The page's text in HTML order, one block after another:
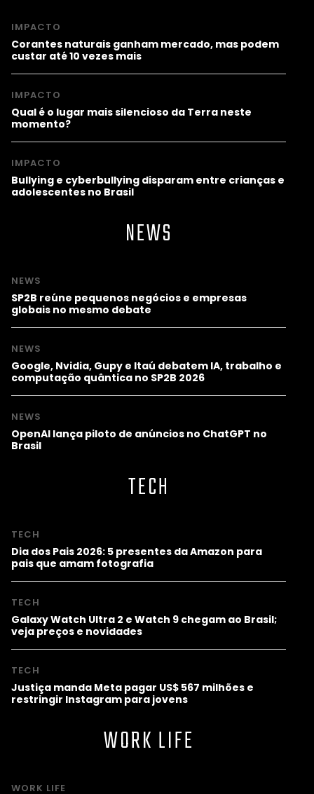
IMPACTO
Corantes naturais ganham mercado, mas podem
custar até 10 vezes mais
IMPACTO
Qual é o lugar mais silencioso da Terra neste
momento?
IMPACTO
Bullying e cyberbullying disparam entre crianças e
adolescentes no Brasil
NEWS
NEWS
SP2B reúne pequenos negócios e empresas
globais no mesmo debate
NEWS
Google, Nvidia, Gupy e Itaú debatem IA, trabalho e
computação quântica no SP2B 2026
NEWS
OpenAI lança piloto de anúncios no ChatGPT no
Brasil
TECH
TECH
Dia dos Pais 2026: 5 presentes da Amazon para
pais que amam fotografia
TECH
Galaxy Watch Ultra 2 e Watch 9 chegam ao Brasil;
veja preços e novidades
TECH
Justiça manda Meta pagar US$ 567 milhões e
restringir Instagram para jovens
WORK LIFE
WORK LIFE